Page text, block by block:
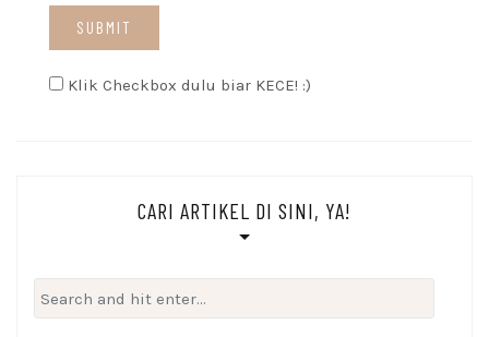
Klik Checkbox dulu biar KECE! :)
CARI ARTIKEL DI SINI, YA!
Search
for: